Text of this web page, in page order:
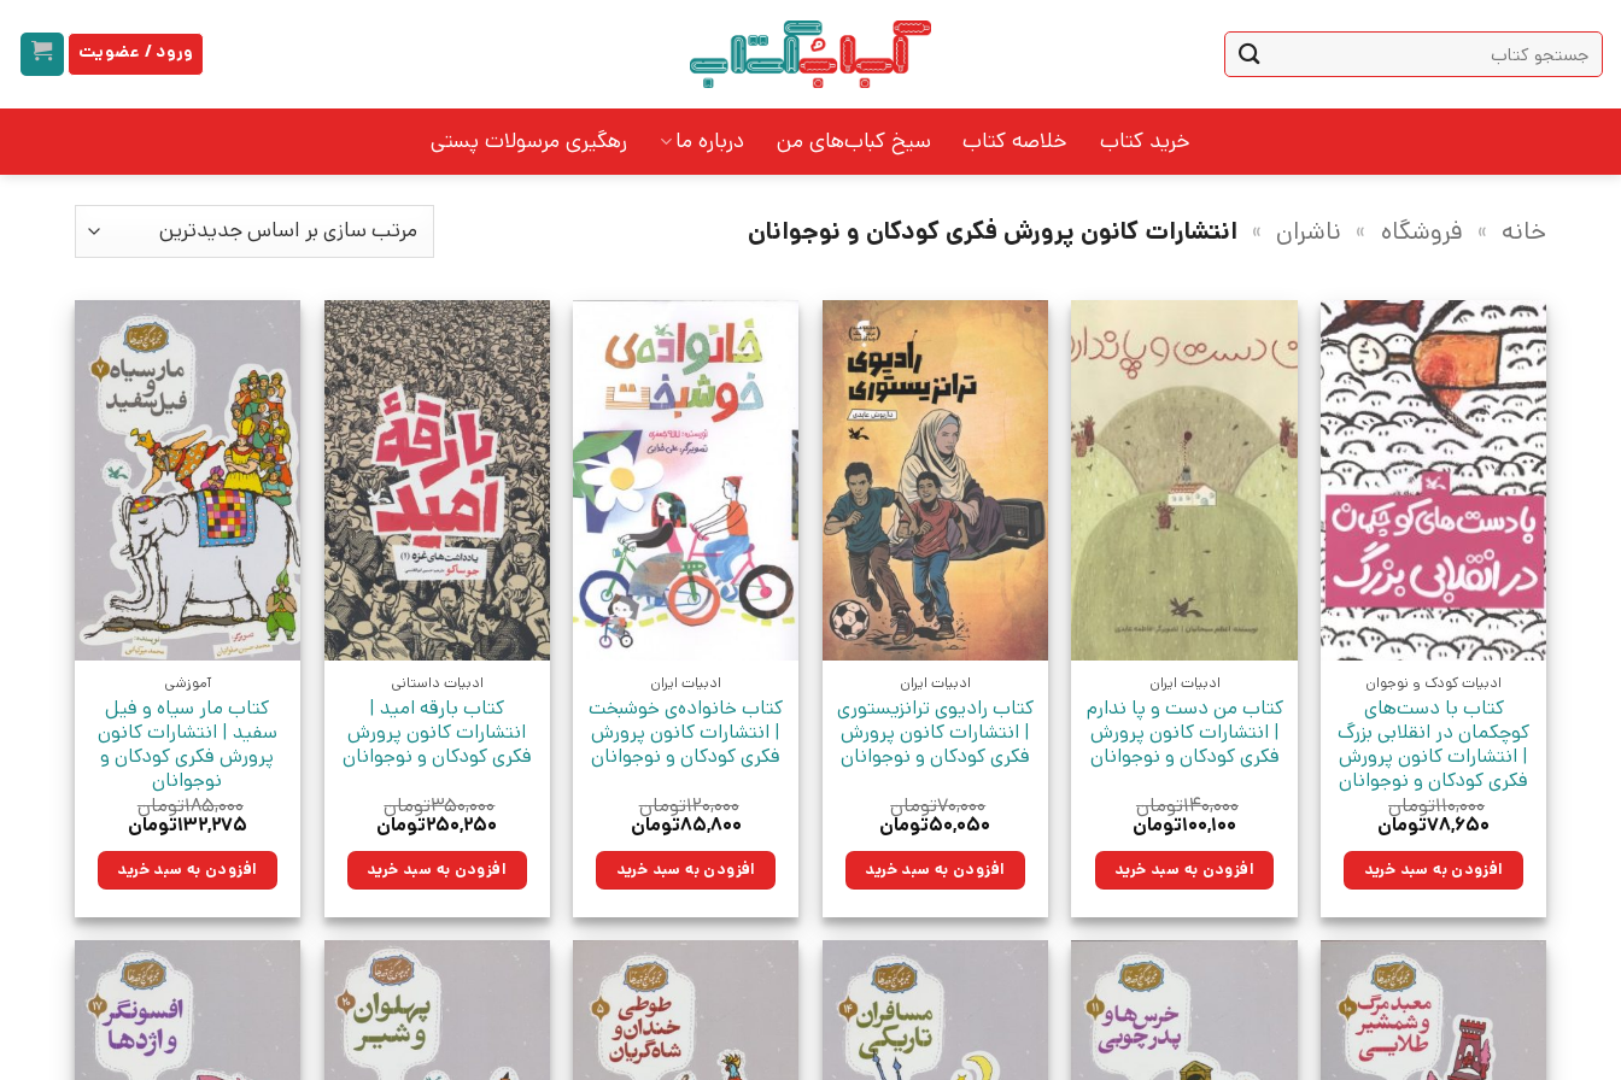
content
جستجو
برای:
ورود / عضویت
خرید کتاب خلاصه کتاب سیخ کباب‌های من درباره ما رهگیری مرسولات پستی
خانه » فروشگاه » ناشران » انتشارات کانون پرورش فکری کودکان و نوجوانان
ادبیات کودک و نوجوان
کتاب با دست‌های
کوچکمان در انقلابی بزرگ
| انتشارات کانون پرورش
فکری کودکان و نوجوانان
۱۱۰,۰۰۰تومان
قیمت
۱۱۰,۰۰۰تومان
بود.
۷۸,۶۵۰تومانقیمت
۷۸,۶۵۰تومان.افزودن به سبد خرید
ادبیات ایران
کتاب من دست و پا ندارم
| انتشارات کانون پرورش
فکری کودکان و نوجوانان
۱۴۰,۰۰۰تومان
قیمت
۱۴۰,۰۰۰تومان
بود.
۱۰۰,۱۰۰تومانقیمت
۱۰۰,۱۰۰تومان.افزودن به سبد خرید
ادبیات ایران
کتاب رادیوی ترانزیستوری
| انتشارات کانون پرورش
فکری کودکان و نوجوانان
۷۰,۰۰۰تومان
قیمت
۷۰,۰۰۰تومان
بود.
۵۰,۰۵۰تومانقیمت
۵۰,۰۵۰تومان.افزودن به سبد خرید
ادبیات ایران
کتاب خانواده‌ی خوشبخت
| انتشارات کانون پرورش
فکری کودکان و نوجوانان
۱۲۰,۰۰۰تومان
قیمت
۱۲۰,۰۰۰تومان
بود.
۸۵,۸۰۰تومان
۸۵,۸۰۰تومان.افزودن به سبد خرید
ادبیات داستانی
کتاب بارقه امید |
انتشارات کانون پرورش
فکری کودکان و نوجوانان
۳۵۰,۰۰۰تومان
قیمت
۳۵۰,۰۰۰تومان
بود.
۲۵۰,۲۵۰تومانقیمت
۲۵۰,۲۵۰تومان.افزودن به سبد خرید
آموزشی
کتاب مار سیاه و فیل
سفید | انتشارات کانون
پرورش فکری کودکان و
نوجوانان
۱۸۵,۰۰۰تومان
قیمت
۱۸۵,۰۰۰تومان
بود.
۱۳۲,۲۷۵تومان
۱۳۲,۲۷۵تومان.افزودن به سبد خرید